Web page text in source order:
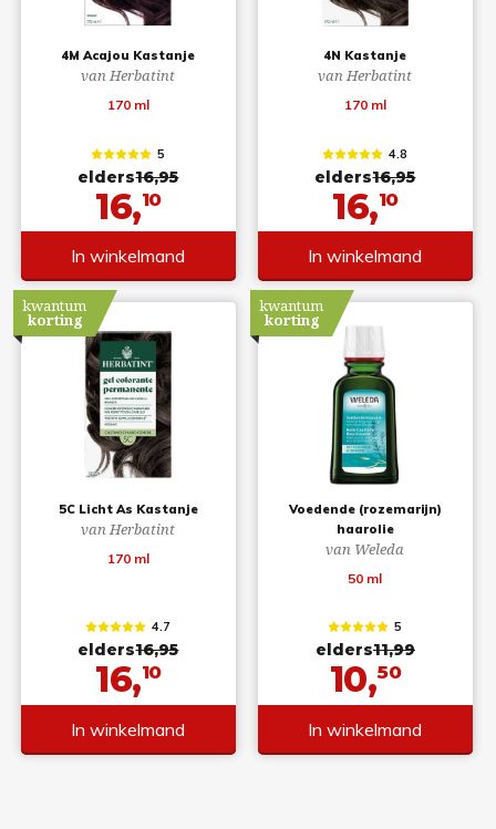
4M Acajou Kastanje
van Herbatint
170 ml
5
elders16,95
16,10
In winkelmand
4N Kastanje
van Herbatint
170 ml
4.8
elders16,95
16,10
In winkelmand
5C Licht As Kastanje
van Herbatint
170 ml
kwantum
korting
4.7
elders16,95
16,10
In winkelmand
Voedende (rozemarijn)
haarolie
van Weleda
50 ml
kwantum
korting
5
elders11,99
10,50
In winkelmand